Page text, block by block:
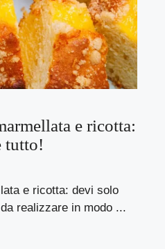
e ricotta:
tutto!
e ricotta: devi solo
realizzare in modo ...